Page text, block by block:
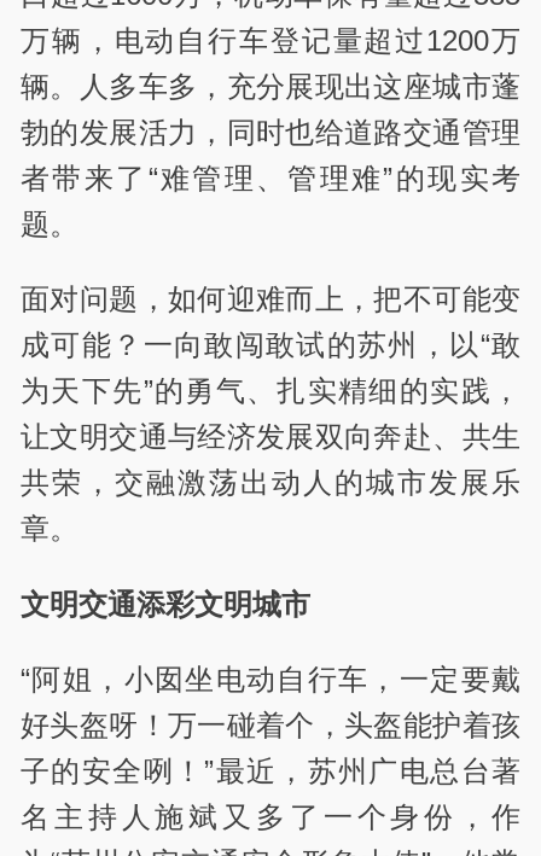
万辆，电动自行车登记量超过1200万
辆。人多车多，充分展现出这座城市蓬
勃的发展活力，同时也给道路交通管理
者带来了“难管理、管理难”的现实考
题。
面对问题，如何迎难而上，把不可能变
成可能？一向敢闯敢试的苏州，以“敢
为天下先”的勇气、扎实精细的实践，
让文明交通与经济发展双向奔赴、共生
共荣，交融激荡出动人的城市发展乐
章。
文明交通添彩文明城市
“阿姐，小囡坐电动自行车，一定要戴
好头盔呀！万一碰着个，头盔能护着孩
子的安全咧！”最近，苏州广电总台著
名主持人施斌又多了一个身份，作